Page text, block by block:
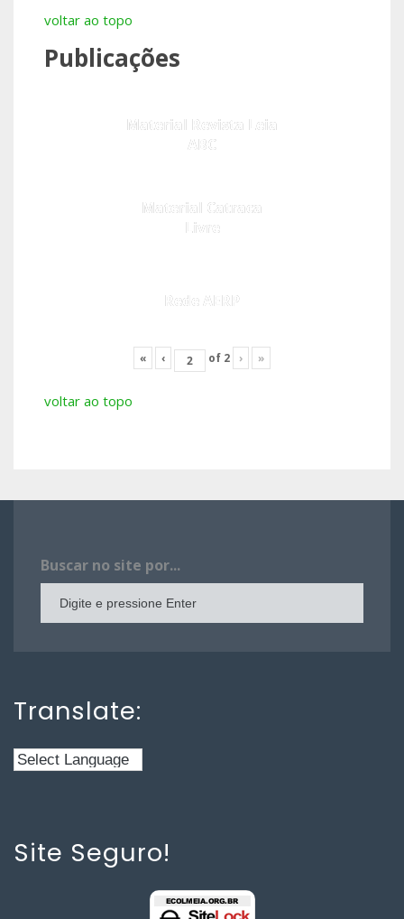
voltar ao topo
Publicações
Material Revista Leia
ABC
Material Catraca
Livre
Rede AERP
« ‹ of 2 › »
voltar ao topo
Buscar no site por...
Translate:
Site Seguro!